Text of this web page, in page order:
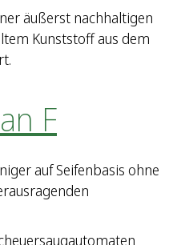
äußerst nachhaltigen
Kunststoff aus dem
F
auf Seifenbasis ohne